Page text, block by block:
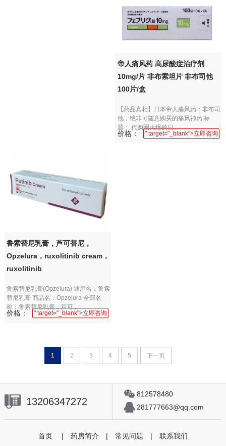
帝人痛风药 高尿酸症治疗剂
10mg/片 非布索坦片 非布司他
100片/盒
【药品真相】日本帝人痛风药：非布司
他，绝非可随意购买的痛风神药 标
题： 代购圈火爆的日...
价格： " target="_blank">立即咨询
鲁索替尼乳膏，芦可替尼，
Opzelura，ruxolitinib cream，
ruxolitinib
鲁索替尼乳膏(Opzelura) 通用名：鲁索
替尼乳膏 商品名：Opzelura 全部名
称：鲁索替尼乳膏，芦可...
价格： " target="_blank">立即咨询
1 2 3 4 5 下一页
13206347272
812578480
281777663@qq.com
首页 | 药房简介 | 常见问题 | 联系我们